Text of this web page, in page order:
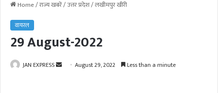
Home/राज्य खबरें/उत्तर प्रदेश/लखीमपुर खीरी
वायरल
29 August-2022
JAN EXPRESS August 29, 2022 Less than a minute